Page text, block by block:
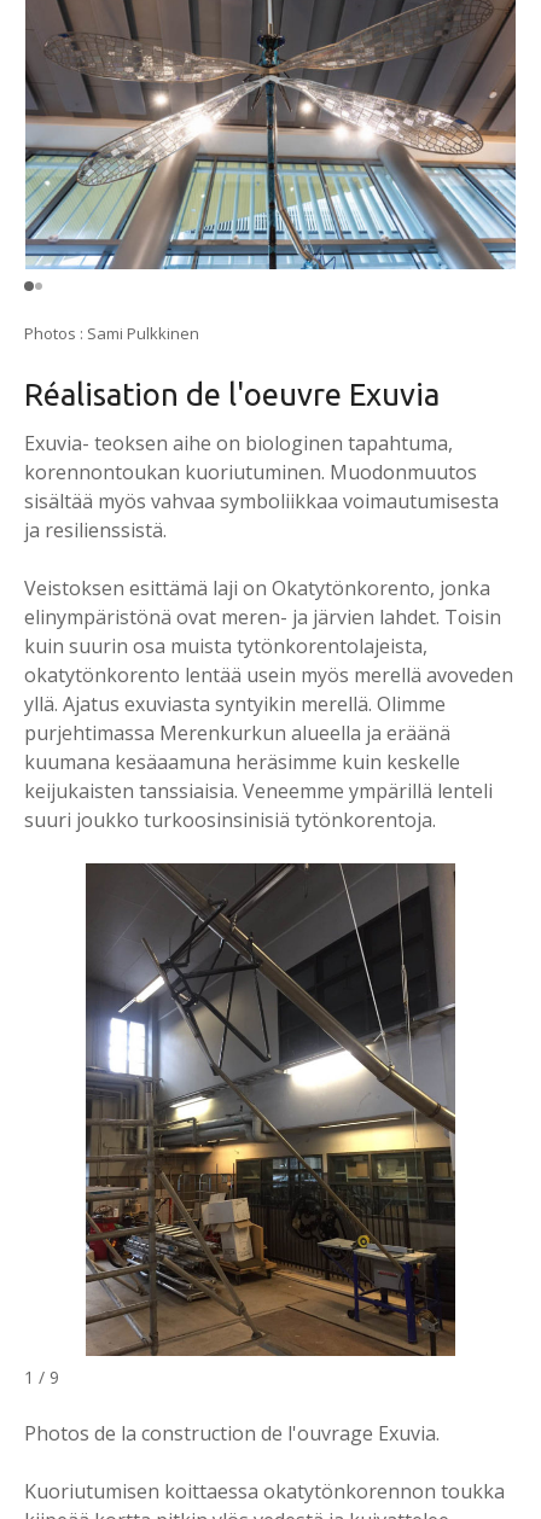
Photos : Sami Pulkkinen
Réalisation de l'oeuvre Exuvia
Exuvia- teoksen aihe on biologinen tapahtuma,
korennontoukan kuoriutuminen. Muodonmuutos
sisältää myös vahvaa symboliikkaa voimautumisesta
ja resilienssistä.
Veistoksen esittämä laji on Okatytönkorento, jonka
elinympäristönä ovat meren- ja järvien lahdet. Toisin
kuin suurin osa muista tytönkorentolajeista,
okatytönkorento lentää usein myös merellä avoveden
yllä. Ajatus exuviasta syntyikin merellä. Olimme
purjehtimassa Merenkurkun alueella ja eräänä
kuumana kesäaamuna heräsimme kuin keskelle
keijukaisten tanssiaisia. Veneemme ympärillä lenteli
suuri joukko turkoosinsinisiä tytönkorentoja.
1 / 9
Photos de la construction de l'ouvrage Exuvia.
Kuoriutumisen koittaessa okatytönkorennon toukka